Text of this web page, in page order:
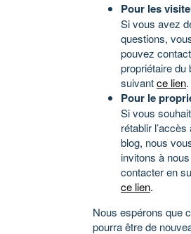
Pour les
Si vous avez
questions,
pouvez
propriétaire du
suivantce lien.
Pour le
Si vous
rétablir
blog, nous
invitons à nous
contacter en
ce lien.
Nous espérons que
pourra être de